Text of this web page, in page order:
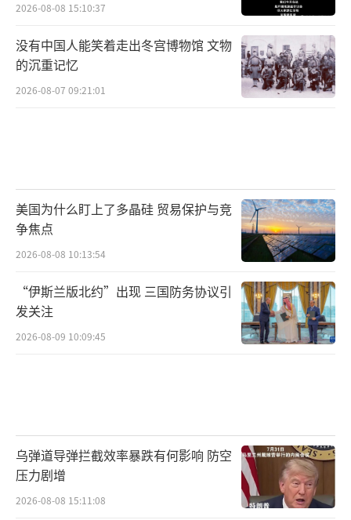
2026-08-08 15:10:37
没有中国人能笑着走出冬宫博物馆 文物
的沉重记忆
2026-08-07 09:21:01
美国为什么盯上了多晶硅 贸易保护与竞
争焦点
2026-08-08 10:13:54
“伊斯兰版北约”出现 三国防务协议引
发关注
2026-08-09 10:09:45
乌弹道导弹拦截效率暴跌有何影响 防空
压力剧增
2026-08-08 15:11:08